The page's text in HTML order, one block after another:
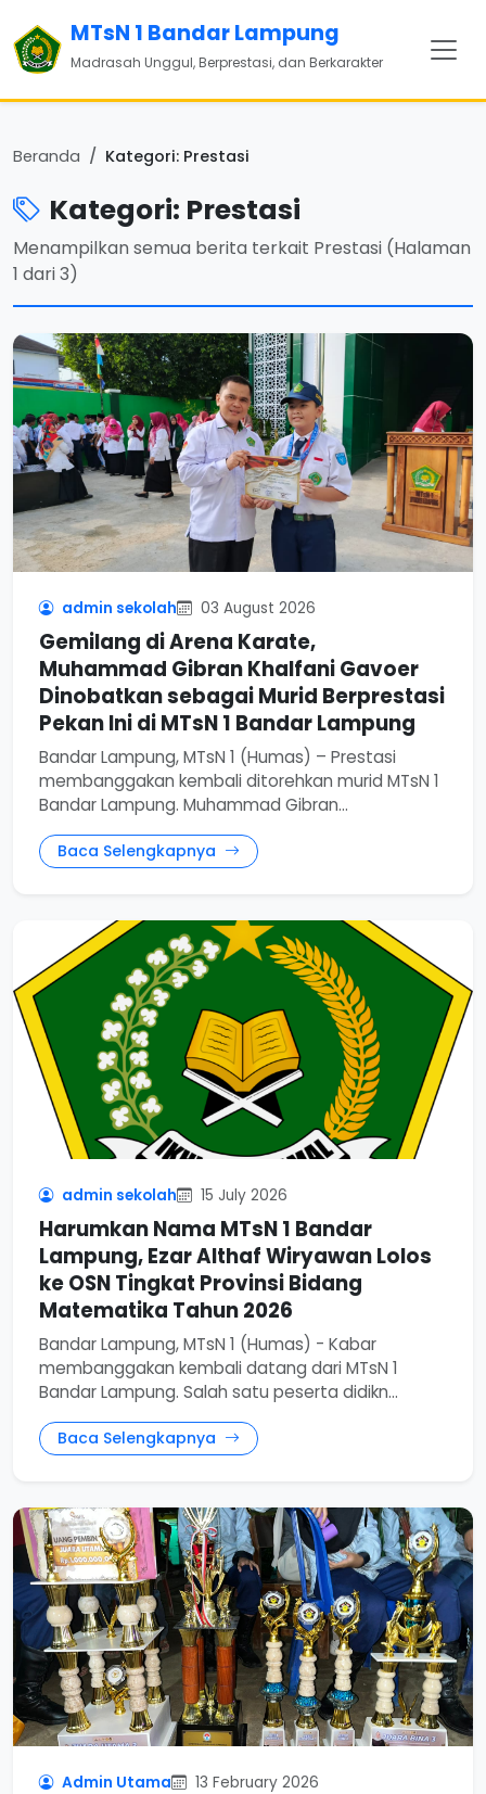
MTsN 1 Bandar Lampung
Madrasah Unggul, Berprestasi, dan Berkarakter
Beranda Kategori: Prestasi
Kategori: Prestasi
Menampilkan semua berita terkait Prestasi (Halaman
1 dari 3)
admin sekolah 03 August 2026
Gemilang di Arena Karate,
Muhammad Gibran Khalfani Gavoer
Dinobatkan sebagai Murid Berprestasi
Pekan Ini di MTsN 1 Bandar Lampung
Bandar Lampung, MTsN 1 (Humas) – Prestasi
membanggakan kembali ditorehkan murid MTsN 1
Bandar Lampung. Muhammad Gibran...
Baca Selengkapnya
admin sekolah 15 July 2026
Harumkan Nama MTsN 1 Bandar
Lampung, Ezar Althaf Wiryawan Lolos
ke OSN Tingkat Provinsi Bidang
Matematika Tahun 2026
Bandar Lampung, MTsN 1 (Humas) - Kabar
membanggakan kembali datang dari MTsN 1
Bandar Lampung. Salah satu peserta didikn...
Baca Selengkapnya
Admin Utama 13 February 2026